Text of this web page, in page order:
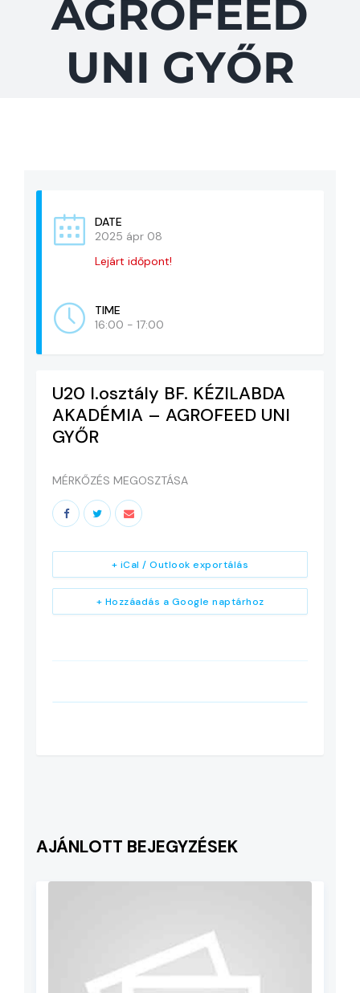
ADATVÉDELEM
AGROFEED
UNI GYŐR
DATE
2025 ápr 08
Lejárt időpont!
TIME
16:00 - 17:00
U20 I.osztály BF. KÉZILABDA
AKADÉMIA – AGROFEED UNI
GYŐR
MÉRKŐZÉS MEGOSZTÁSA
+ Hozzáadás a Google naptárhoz
+ iCal / Outlook exportálás
AJÁNLOTT BEJEGYZÉSEK